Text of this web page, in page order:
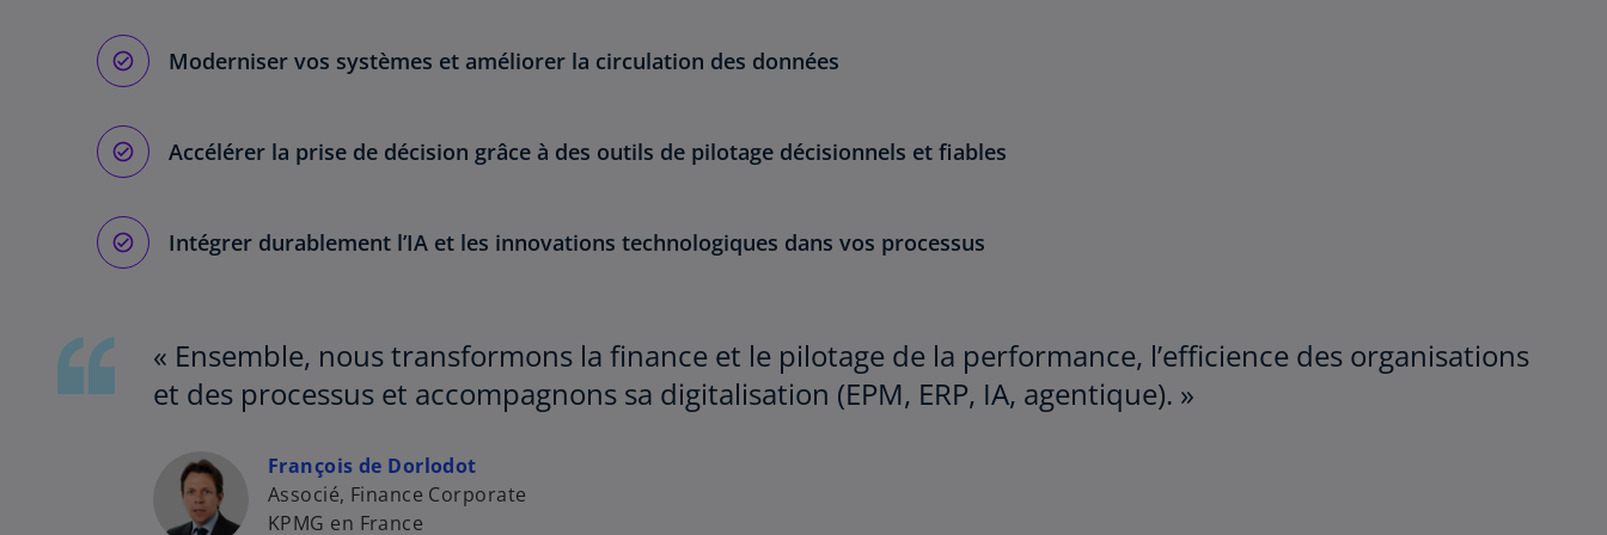
Moderniser vos systèmes et améliorer la circulation des données
Accélérer la prise de décision grâce à des outils de pilotage décisionnels et fiables
Intégrer durablement l’IA et les innovations technologiques dans vos processus
« Ensemble, nous transformons la finance et le pilotage de la performance, l’efficience des organisations
et des processus et accompagnons sa digitalisation (EPM, ERP, IA, agentique). »
François de Dorlodot
Associé, Finance Corporate
KPMG en France